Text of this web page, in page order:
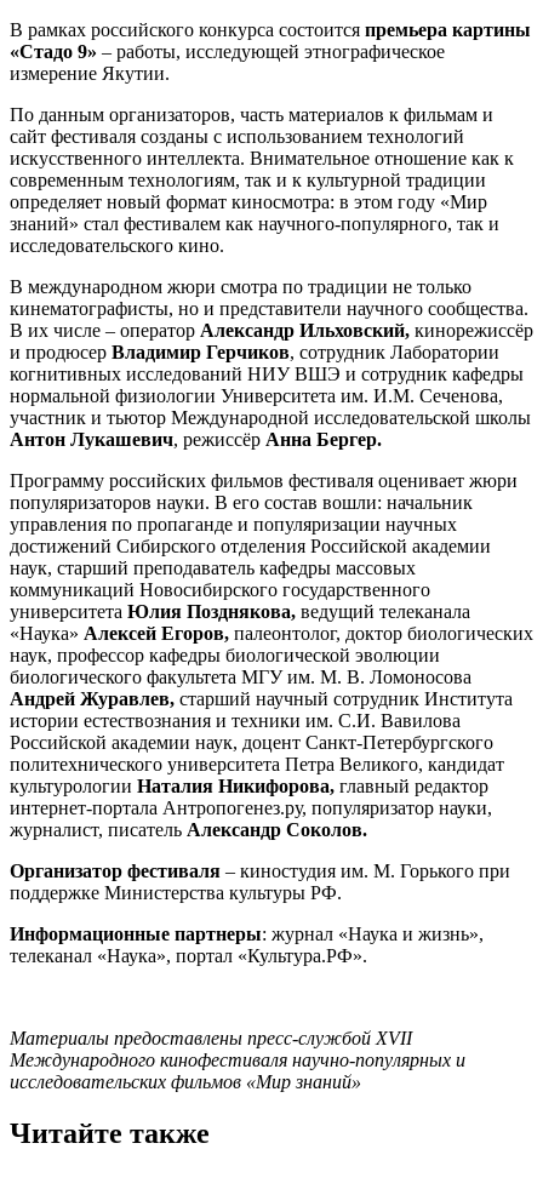
В рамках российского конкурса состоится премьера картины
«Стадо 9» – работы, исследующей этнографическое
измерение Якутии.
По данным организаторов, часть материалов к фильмам и
сайт фестиваля созданы с использованием технологий
искусственного интеллекта. Внимательное отношение как к
современным технологиям, так и к культурной традиции
определяет новый формат киносмотра: в этом году «Мир
знаний» стал фестивалем как научного-популярного, так и
исследовательского кино.
В международном жюри смотра по традиции не только
кинематографисты, но и представители научного сообщества.
В их числе – оператор Александр Ильховский, кинорежиссёр
и продюсер Владимир Герчиков, сотрудник Лаборатории
когнитивных исследований НИУ ВШЭ и сотрудник кафедры
нормальной физиологии Университета им. И.М. Сеченова,
участник и тьютор Международной исследовательской школы
Антон Лукашевич, режиссёр Анна Бергер.
Программу российских фильмов фестиваля оценивает жюри
популяризаторов науки. В его состав вошли: начальник
управления по пропаганде и популяризации научных
достижений Сибирского отделения Российской академии
наук, старший преподаватель кафедры массовых
коммуникаций Новосибирского государственного
университета Юлия Позднякова, ведущий телеканала
«Наука» Алексей Егоров, палеонтолог, доктор биологических
наук, профессор кафедры биологической эволюции
биологического факультета МГУ им. М. В. Ломоносова
Андрей Журавлев, старший научный сотрудник Института
истории естествознания и техники им. С.И. Вавилова
Российской академии наук, доцент Санкт-Петербургского
политехнического университета Петра Великого, кандидат
культурологии Наталия Никифорова, главный редактор
интернет-портала Антропогенез.ру, популяризатор науки,
журналист, писатель Александр Соколов.
Организатор фестиваля – киностудия им. М. Горького при
поддержке Министерства культуры РФ.
Информационные партнеры: журнал «Наука и жизнь»,
телеканал «Наука», портал «Культура.РФ».
Материалы предоставлены пресс-службой XVII
Международного кинофестиваля научно-популярных и
исследовательских фильмов «Мир знаний»
Читайте также